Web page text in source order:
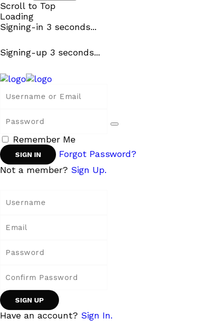
Scroll to Top
Loading
Signing-in 3 seconds...
Signing-up 3 seconds...
Remember Me
Forgot Password?
Not a member? Sign Up.
Have an account? Sign In.